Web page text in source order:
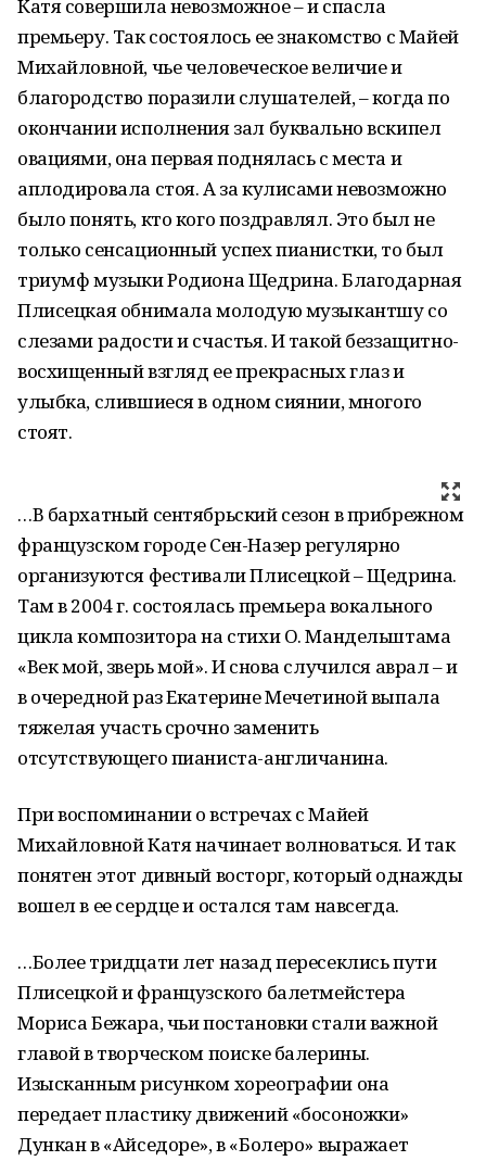
Катя совершила невозможное – и спасла
премьеру. Так состоялось ее знакомство с Майей
Михайловной, чье человеческое величие и
благородство поразили слушателей, – когда по
окончании исполнения зал буквально вскипел
овациями, она первая поднялась с места и
аплодировала стоя. А за кулисами невозможно
было понять, кто кого поздравлял. Это был не
только сенсационный успех пианистки, то был
триумф музыки Родиона Щедрина. Благодарная
Плисецкая обнимала молодую музыкантшу со
слезами радости и счастья. И такой беззащитно-
восхищенный взгляд ее прекрасных глаз и
улыбка, слившиеся в одном сиянии, многого
стоят.
…В бархатный сентябрьский сезон в прибрежном
французском городе Сен-Назер регулярно
организуются фестивали Плисецкой – Щедрина.
Там в 2004 г. состоялась премьера вокального
цикла композитора на стихи О. Мандельштама
«Век мой, зверь мой». И снова случился аврал – и
в очередной раз Екатерине Мечетиной выпала
тяжелая участь срочно заменить
отсутствующего пианиста-англичанина.
При воспоминании о встречах с Майей
Михайловной Катя начинает волноваться. И так
понятен этот дивный восторг, который однажды
вошел в ее сердце и остался там навсегда.
…Более тридцати лет назад пересеклись пути
Плисецкой и французского балетмейстера
Мориса Бежара, чьи постановки стали важной
главой в творческом поиске балерины.
Изысканным рисунком хореографии она
передает пластику движений «босоножки»
Дункан в «Айседоре», в «Болеро» выражает